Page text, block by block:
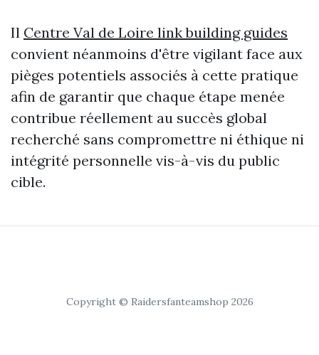
Il Centre Val de Loire link building guides
convient néanmoins d'être vigilant face aux
pièges potentiels associés à cette pratique
afin de garantir que chaque étape menée
contribue réellement au succès global
recherché sans compromettre ni éthique ni
intégrité personnelle vis-à-vis du public
cible.
Copyright © Raidersfanteamshop 2026